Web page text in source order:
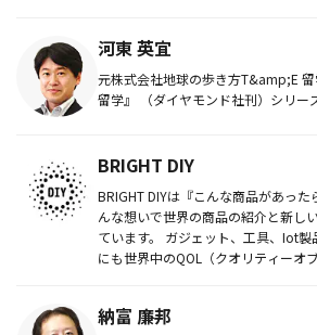
河東 英宜
元株式会社地球の歩き方T&amp;E
留学』 （ダイヤモンド社刊）シリー
BRIGHT DIY
BRIGHT DIYは『こんな商品があっ
んな想いで世界の商品の紹介と新し
ています。 ガジェット、工具、Iot
にも世界中のQOL（クオリティーオ
納富 廉邦